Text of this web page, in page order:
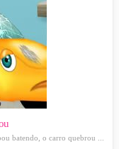
batendo, o carro quebrou ...